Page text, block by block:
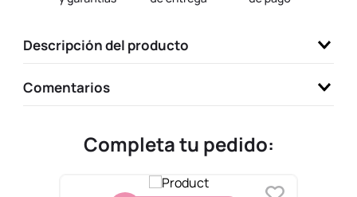
Descripción del producto
Comentarios
Completa tu pedido:
10. one piece